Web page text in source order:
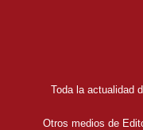
Toda la actualidad
Otros medios de